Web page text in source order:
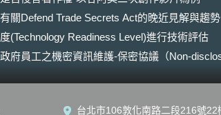
前技術之
智慧財產權之相關風
侵權索賠，企業均須
先前技術，因應此需
工具的出現使得企業
技術檢索。例如知名
Relativity創造了
關Defend Trade Secrets Act的晚近見解與趨勢
(Technology Readiness Level)進行技術評估
府員工之機密資訊維護-保密協議（Non-
台北市106敦化南路二段216號22